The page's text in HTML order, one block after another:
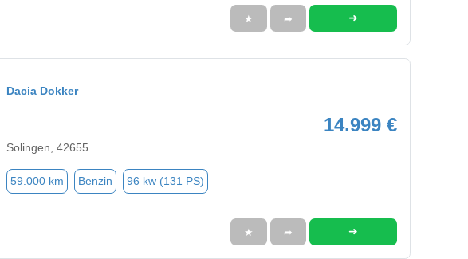
★ ➦ ➜
Dacia Dokker
14.999 €
Solingen, 42655
59.000 km Benzin 96 kw (131 PS)
★ ➦ ➜